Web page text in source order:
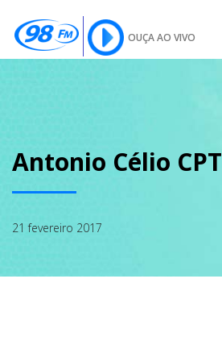
OUÇA AO VIVO
SOBRE
PODCAST
Antonio Célio CPT
21 fevereiro 2017